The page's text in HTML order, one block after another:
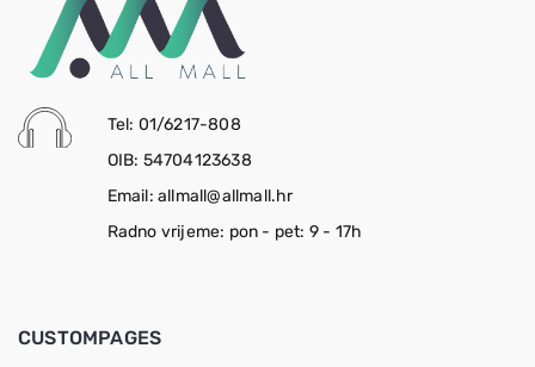
Tel: 01/6217-808
OIB: 54704123638
Email: allmall@allmall.hr
Radno vrijeme: pon - pet: 9 - 17h
CUSTOMPAGES